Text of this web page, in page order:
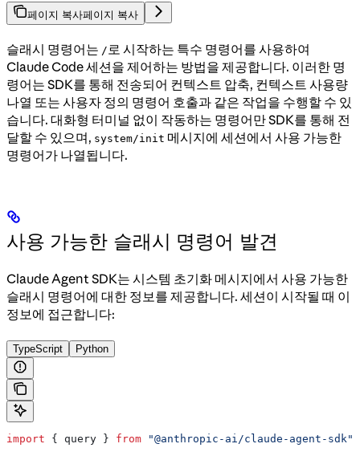
페이지 복사페이지 복사
슬래시 명령어는 /로 시작하는 특수 명령어를 사용하여
Claude Code 세션을 제어하는 방법을 제공합니다. 이러한 명
령어는 SDK를 통해 전송되어 컨텍스트 압축, 컨텍스트 사용량
나열 또는 사용자 정의 명령어 호출과 같은 작업을 수행할 수 있
습니다. 대화형 터미널 없이 작동하는 명령어만 SDK를 통해 전
달할 수 있으며, system/init 메시지에 세션에서 사용 가능한
명령어가 나열됩니다.
사용 가능한 슬래시 명령어 발견
Claude Agent SDK는 시스템 초기화 메시지에서 사용 가능한
슬래시 명령어에 대한 정보를 제공합니다. 세션이 시작될 때 이
정보에 접근합니다:
TypeScript Python
import { query } from "@anthropic-ai/claude-agent-sdk"